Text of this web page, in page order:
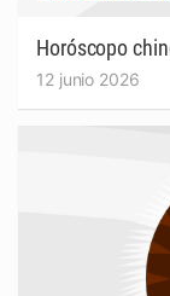
Horóscopo
12 junio 2026